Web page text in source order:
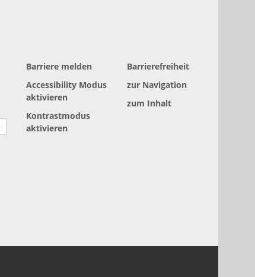
Barriere melden
Accessibility Modus
aktivieren
Kontrastmodus
aktivieren
Barrierefreiheit
zur Navigation
zum Inhalt